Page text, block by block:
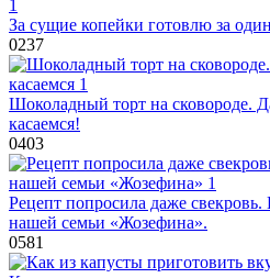
За сущие копейки готовлю за
0237
Шоколадный торт на сковороде.
касаемся!
0403
Рецепт попросила даже
нашей семьи «Жозефина».
0581